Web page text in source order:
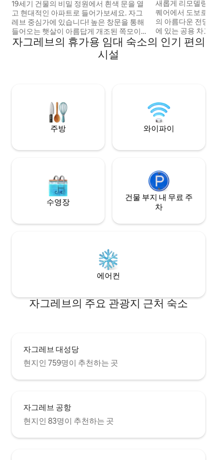
4분
19세기 건물의 비밀 정원에서 흰색 문을 열
고 현대적인 아파트로 들어가보세요. 자그
레브 중심가에 있습니다! 높은 창문을 통해
들어오는 햇살이 아름답게 개조된 쪽모이
세공 바닥과 높은 천장을 비춥니다. 구시가
지 중심지에 위치한 이 조용하고 프라이빗
한 아파트는 편안한 숙박을 위한 모든 편의
상적인 숙소. 모든 것의 중심에 있지만 멋지
고 조용합니다. 넓고 새롭게 리모델링한 아
파트 자그레브의 심장은 완벽한 위치에 있
습니다. 모든 것의 한가운데에 있지만 정원
완벽한 프라이버시! 이리카 거리가 메인 광
자그레브에서 최고의 위치 중 하나입니다
(푸니쿨라르에서 구시가지까지 도보로 2분
거리). 인프라가 훌륭합니다. 옆에 24시간
ATM이 있는 은행, 여러 식료품점, 건강 식
레스토랑과 상점, 유명한 노천시장 돌락이
리거나 공원에서 휴식을 취하고 싶다면 가
장 큰 공원 중 하나인 투스카낙 공원이 아파
트에서 3분 거리에 있습니다. 일리카 거리
에서 투스카낙 공원으로 가는 통로는 고급
매우 인기 있는 지역입니다. 인기 있는 플라
워 스퀘어가 있는 보행자 구역도 도보로 가
는 높은 천장을 갖춘 완비된 가구와 시설의
아파트로 3명의 게스트와 어린이를 편안하
게 수용할 수 있습니다. 킹사이즈 침대 1개,
다. 넓은 거실, 주방, 식사 공간, 킹사이즈 침
숙소는 매우 조용하고 신선한 정원 공기가
있어 따뜻한 낮과 밤에 창문을 열어 둘 수 있
습니다. 이는 도심에서 흔치 않은 일입니다.
2층에 위치하며 계단으로 접근할 수 있으며
새롭게 리모델링
퀘어에서 도보로 3
의 아름다운 전망을 자
에 있는 공용 차고
번호로 카운터에
켓은 13.30유로입니다. 이 숙소가
https://
자그레브의 휴가용 임대 숙소의 인기 편의
시설
주방 와이파이
수영장
건물 부지 내 무료 주
차
에어컨
자그레브의 주요 관광지 근처 숙소
자그레브 대성당
현지인 759명이 추천하는 곳
자그레브 공항
현지인 83명이 추천하는 곳